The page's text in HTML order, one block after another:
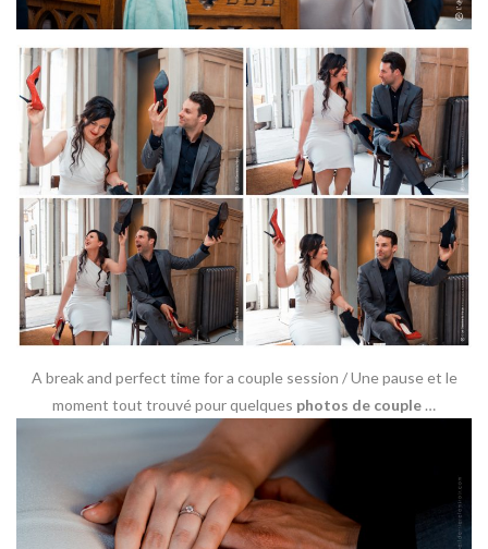
A break and perfect time for a couple session / Une pause et le
moment tout trouvé pour quelques photos de couple …